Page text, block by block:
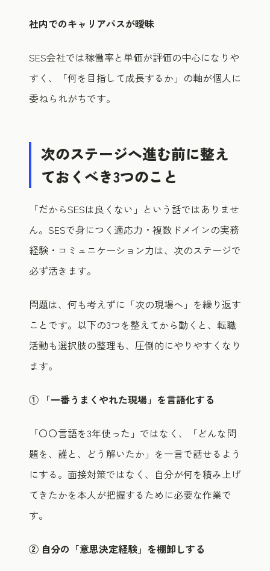
社内でのキャリアパスが曖昧
SES会社では稼働率と単価が評価の中心になりや
すく、「何を目指して成長するか」の軸が個人に
委ねられがちです。
次のステージへ進む前に整え
ておくべき3つのこと
「だからSESは良くない」という話ではありませ
ん。SESで身につく適応力・複数ドメインの実務
経験・コミュニケーション力は、次のステージで
必ず活きます。
問題は、何も考えずに「次の現場へ」を繰り返す
ことです。以下の3つを整えてから動くと、転職
活動も選択肢の整理も、圧倒的にやりやすくなり
ます。
① 「一番うまくやれた現場」を言語化する
「〇〇言語を3年使った」ではなく、「どんな問
題を、誰と、どう解いたか」を一言で話せるよう
にする。面接対策ではなく、自分が何を積み上げ
てきたかを本人が把握するために必要な作業で
す。
② 自分の「意思決定経験」を棚卸しする